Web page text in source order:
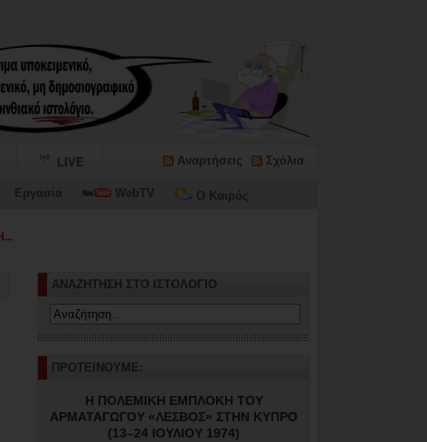
LIVE Αναρτήσεις Σχόλια
Εργασία WebTV Ο Καιρός
ΑΝΑΖΗΤΗΣΗ ΣΤΟ ΙΣΤΟΛΟΓΙΟ
ΠΡΟΤΕΙΝΟΥΜΕ:
Η ΠΟΛΕΜΙΚΗ ΕΜΠΛΟΚΗ ΤΟΥ
ΑΡΜΑΤΑΓΩΓΟΥ «ΛΕΣΒΟΣ» ΣΤΗΝ ΚΥΠΡΟ
(13–24 ΙΟΥΛΙΟΥ 1974)